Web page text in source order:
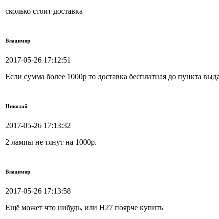
сколько стоит доставка
Владимир
2017-05-26 17:12:51
Если сумма более 1000р то доставка бесплатная до пункта
Николай
2017-05-26 17:13:32
2 лампы не тянут на 1000р.
Владимир
2017-05-26 17:13:58
Ещё может что нибудь, или Н27 поярче купить